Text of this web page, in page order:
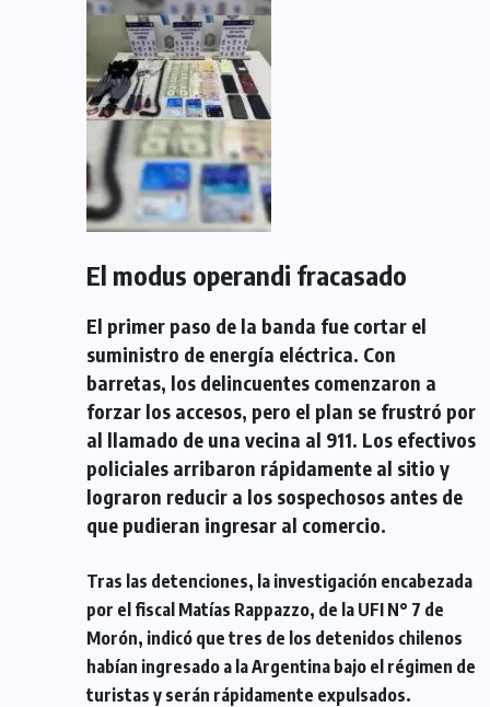
El modus operandi fracasado
El primer paso de la banda fue cortar el
suministro de energía eléctrica. Con
barretas, los delincuentes comenzaron a
forzar los accesos, pero el plan se frustró por
al llamado de una vecina al 911. Los efectivos
policiales arribaron rápidamente al sitio y
lograron reducir a los sospechosos antes de
que pudieran ingresar al comercio.
Tras las detenciones, la investigación encabezada
por el fiscal Matías Rappazzo, de la UFI N° 7 de
Morón, indicó que tres de los detenidos chilenos
habían ingresado a la Argentina bajo el régimen de
turistas y serán rápidamente expulsados.